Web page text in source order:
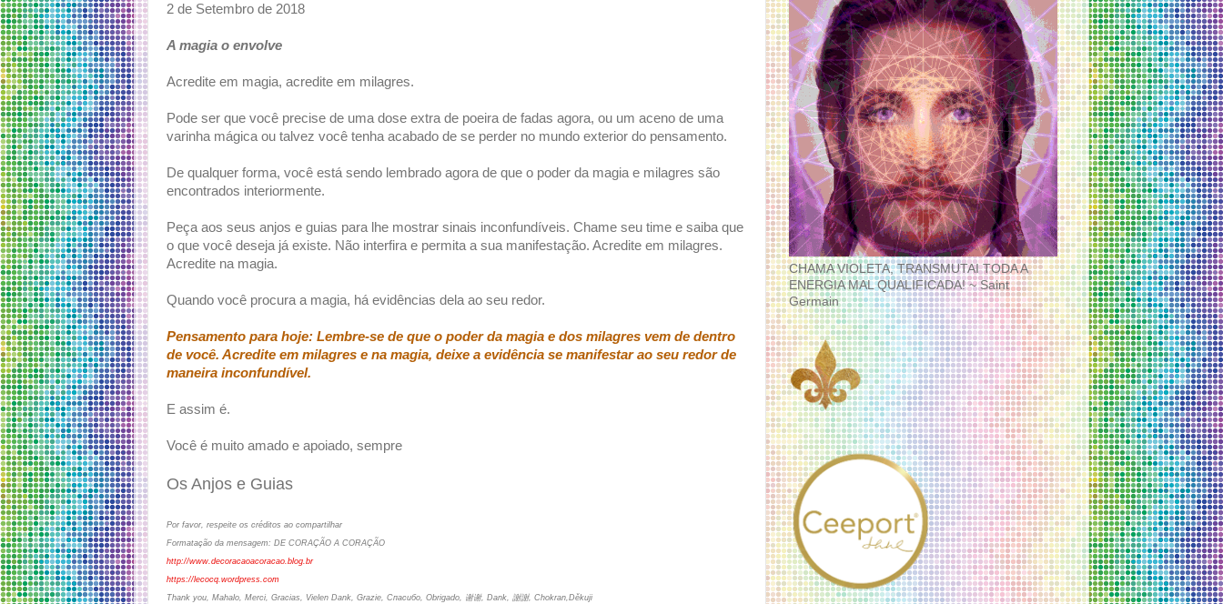
2 de Setembro de 2018
A magia o envolve
Acredite em magia, acredite em milagres.
Pode ser que você precise de uma dose extra de poeira de fadas agora, ou um aceno de uma
varinha mágica ou talvez você tenha acabado de se perder no mundo exterior do pensamento.
De qualquer forma, você está sendo lembrado agora de que o poder da magia e milagres são
encontrados interiormente.
Peça aos seus anjos e guias para lhe mostrar sinais inconfundíveis. Chame seu time e saiba que
o que você deseja já existe. Não interfira e permita a sua manifestação. Acredite em milagres.
Acredite na magia.
Quando você procura a magia, há evidências dela ao seu redor.
Pensamento para hoje: Lembre-se de que o poder da magia e dos milagres vem de dentro
de você. Acredite em milagres e na magia, deixe a evidência se manifestar ao seu redor de
maneira inconfundível.
E assim é.
Você é muito amado e apoiado, sempre
Os Anjos e Guias
Por favor, respeite os créditos ao compartilhar
Formatação da mensagem: DE CORAÇÃO A CORAÇÃO
http://www.decoracaoacoracao.blog.br
https://lecocq.wordpress.com
Thank you, Mahalo, Merci, Gracias, Vielen Dank, Grazie, Спасибо, Obrigado, 谢谢, Dank, 謝謝, Chokran,Děkuji
CHAMA VIOLETA, TRANSMUTAI TODA A
ENERGIA MAL QUALIFICADA! ~ Saint
Germain